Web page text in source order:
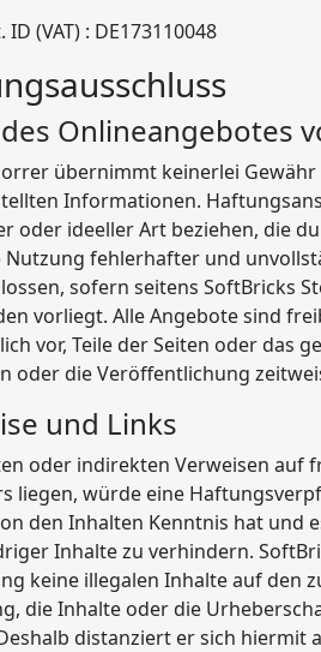
(VAT) : DE173110048
Onlineangebotes
übernimmt keinerlei
Informationen.
oder ideeller Art beziehen, die
Nutzung fehlerhafter und
sofern seitens SoftBricks
vorliegt. Alle Angebote sind
vor, Teile der Seiten oder das
oder die Veröffentlichung
und Links
oder indirekten Verweisen auf
liegen, würde eine
den Inhalten Kenntnis hat und
Inhalte zu verhindern.
keine illegalen Inhalte auf den
die Inhalte oder die
distanziert er sich